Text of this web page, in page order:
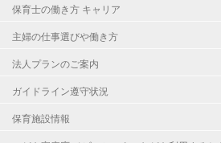
保育士の働き方 キャリア
主婦の仕事選びや働き方
法人プランのご案内
ガイドライン遵守状況
保育施設情報